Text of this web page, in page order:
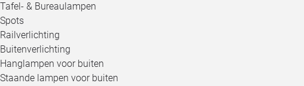
Tafel- & Bureaulampen
Spots
Railverlichting
Buitenverlichting
Hanglampen voor buiten
Staande lampen voor buiten